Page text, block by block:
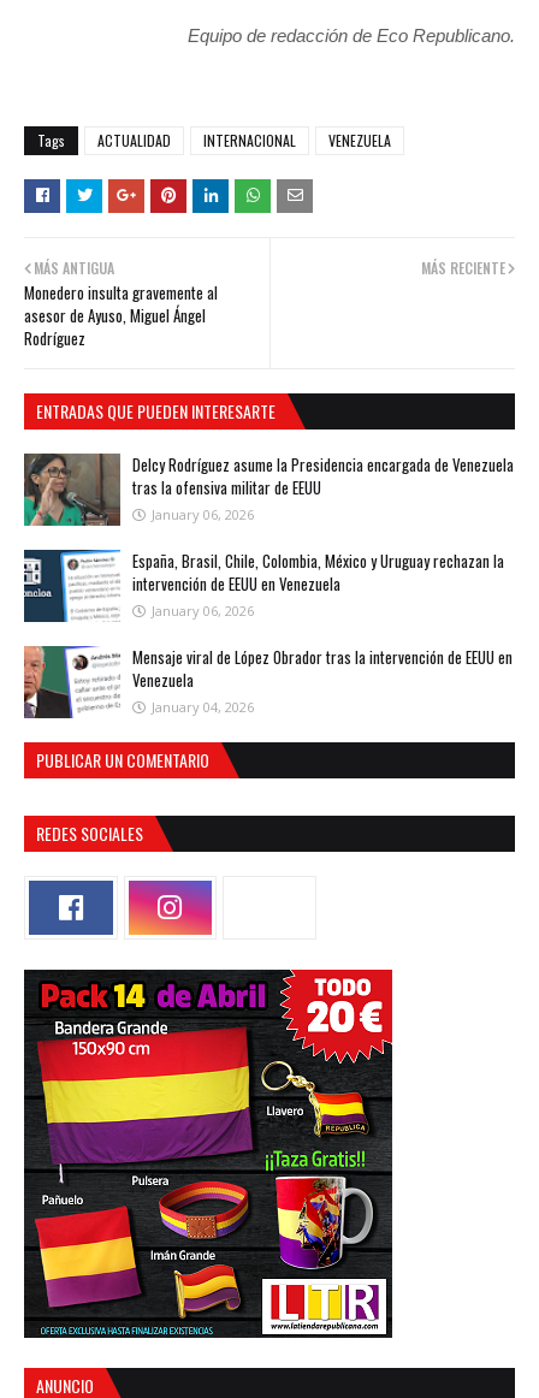
Equipo de redacción de Eco Republicano.
Tags ACTUALIDAD INTERNACIONAL VENEZUELA
MÁS RECIENTE
MÁS ANTIGUA
Monedero insulta gravemente al
asesor de Ayuso, Miguel Ángel
Rodríguez
ENTRADAS QUE PUEDEN INTERESARTE
Delcy Rodríguez asume la Presidencia encargada de Venezuela
tras la ofensiva militar de EEUU
January 06, 2026
España, Brasil, Chile, Colombia, México y Uruguay rechazan la
intervención de EEUU en Venezuela
January 06, 2026
Mensaje viral de López Obrador tras la intervención de EEUU en
Venezuela
January 04, 2026
PUBLICAR UN COMENTARIO
REDES SOCIALES
ANUNCIO